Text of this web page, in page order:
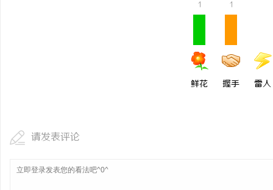
1
鲜花
1
握手 雷人
请发表评论